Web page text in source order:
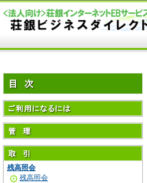
残高照会
残高照会